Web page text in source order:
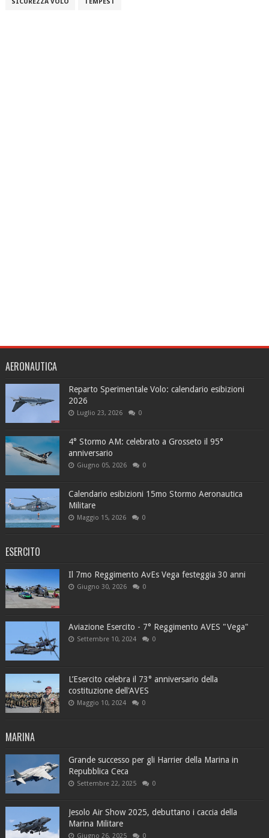
AERONAUTICA
Reparto Sperimentale Volo: calendario esibizioni
2026
Luglio 23, 2026 0
4° Stormo AM: celebrato a Grosseto il 95°
anniversario
Giugno 05, 2026 0
Calendario esibizioni 15mo Stormo Aeronautica
Militare
Maggio 15, 2026 0
ESERCITO
Il 7mo Reggimento AvEs Vega festeggia 30 anni
Giugno 30, 2026 0
Aviazione Esercito - 7° Reggimento AVES "Vega"
Settembre 10, 2024 0
L’Esercito celebra il 73° anniversario della
costituzione dell'AVES
Maggio 10, 2024 0
MARINA
Grande successo per gli Harrier della Marina in
Repubblica Ceca
Settembre 22, 2025 0
Jesolo Air Show 2025, debuttano i caccia della
Marina Militare
Giugno 26, 2025 0